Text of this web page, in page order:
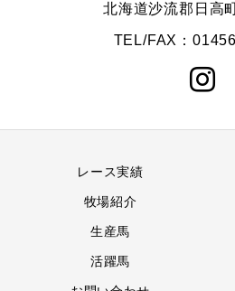
北海道沙流郡日高
TEL/FAX：
レース実績
牧場紹介
生産馬
活躍馬